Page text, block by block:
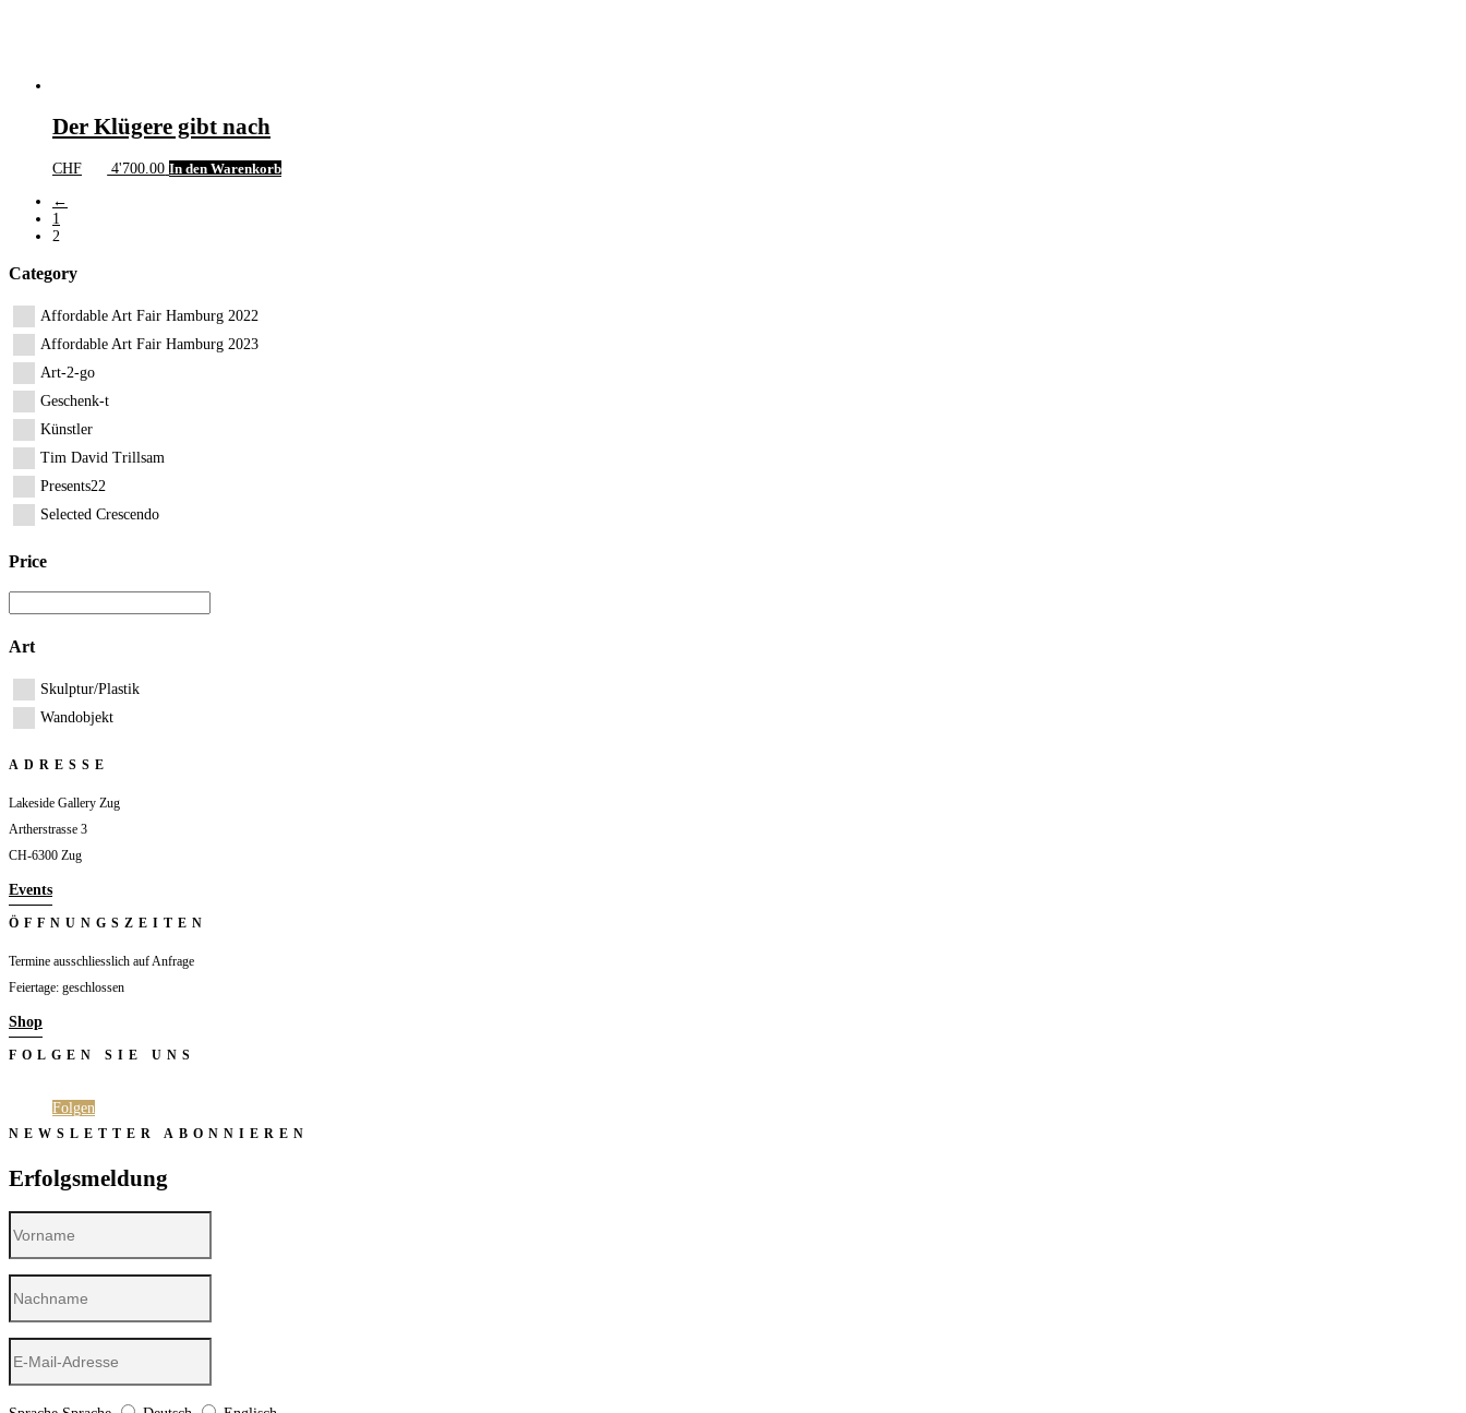
Der Klügere gibt nach
CHF 4'700.00 In den Warenkorb
←
1
2
Category
Affordable Art Fair Hamburg 2022
Affordable Art Fair Hamburg 2023
Art-2-go
Geschenk-t
Künstler
Tim David Trillsam
Presents22
Selected Crescendo
Price
Art
Skulptur/Plastik
Wandobjekt
ADRESSE
Lakeside Gallery Zug
Artherstrasse 3
CH-6300 Zug
Events
ÖFFNUNGSZEITEN
Termine ausschliesslich auf Anfrage
Feiertage: geschlossen
Shop
FOLGEN SIE UNS
Folgen
NEWSLETTER ABONNIEREN
Erfolgsmeldung